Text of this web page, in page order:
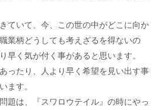
ていて、今、この世の中がどこに向か
業柄どうしても考えざるを得ないの
早く気が付く事があると思います。
ったり、人より早く希望を見い出す事
ます。
題は、『スワロウテイル』の時にやっ